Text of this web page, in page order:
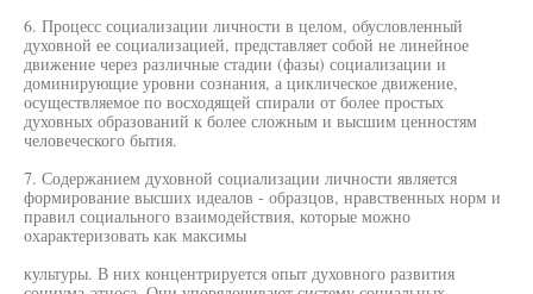
6. Процесс социализации личности в целом, обусловленный
духовной ее социализацией, представляет собой не линейное
движение через различные стадии (фазы) социализации и
доминирующие уровни сознания, а циклическое движение,
осуществляемое по восходящей спирали от более простых
духовных образований к более сложным и высшим ценностям
человеческого бытия.
7. Содержанием духовной социализации личности является
формирование высших идеалов - образцов, нравственных норм и
правил социального взаимодействия, которые можно
охарактеризовать как максимы
культуры. В них концентрируется опыт духовного развития